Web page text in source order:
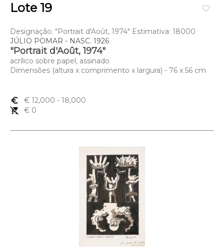
favorite_border
Lote 19
Designação: "Portrait d'Août, 1974" Estimativa: 18000
JÚLIO POMAR - NASC. 1926
"Portrait d'Août, 1974"
acrílico sobre papel, assinado
Dimensões (altura x comprimento x largura) - 76 x 56 cm
euro_symbol € 12,000 - 18,000
remove_shopping_cart
€ 0